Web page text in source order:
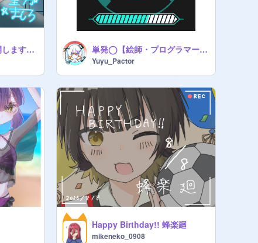
イラスト依頼受付再開します。（先着3名限定） 単発◯【絵師・プログラマー応募用紙】
Yuyu_Pactor
Happy Birthday!! 蜂楽廻
mikeneko_0908